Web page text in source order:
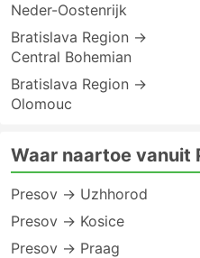
Neder-Oostenrijk
Bratislava Region →
Central Bohemian
Bratislava Region →
Olomouc
Waar naartoe vanuit
Presov → Uzhhorod
Presov → Kosice
Presov → Praag